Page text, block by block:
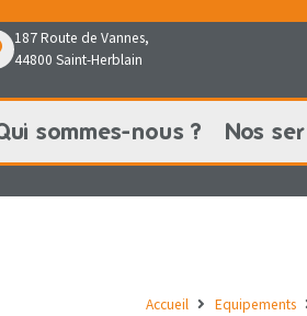
187 Route de Vannes,
44800 Saint-Herblain
sommes-nous ? Nos
nous ?
Accueil Equipements